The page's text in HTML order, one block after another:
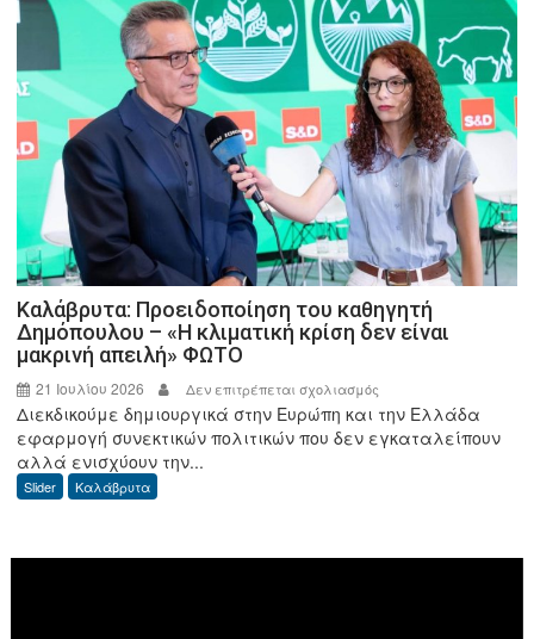
Stratego
2026»
που
θα
διεξαχθεί
στο
Leiden
της
Ολλανδίας
Καλάβρυτα: Προειδοποίηση του καθηγητή
Δημόπουλου – «Η κλιματική κρίση δεν είναι
μακρινή απειλή» ΦΩΤΟ
21 Ιουλίου 2026 Δεν επιτρέπεται σχολιασμός
Καλάβρυτα:
Προειδοποίηση
Διεκδικούμε δημιουργικά στην Ευρώπη και την Ελλάδα
εφαρμογή συνεκτικών πολιτικών που δεν εγκαταλείπουν
αλλά ενισχύουν την...
Slider Καλάβρυτα